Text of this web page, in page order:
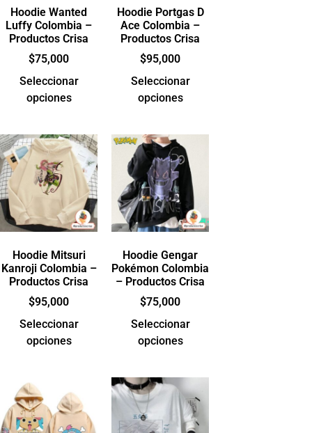
Hoodie Wanted
Luffy Colombia –
Productos Crisa
$75,000
Seleccionar
opciones
Hoodie Portgas D
Ace Colombia –
Productos Crisa
$95,000
Seleccionar
opciones
Hoodie Mitsuri
Kanroji Colombia –
Productos Crisa
$95,000
Seleccionar
opciones
Hoodie Gengar
Pokémon Colombia
– Productos Crisa
$75,000
Seleccionar
opciones